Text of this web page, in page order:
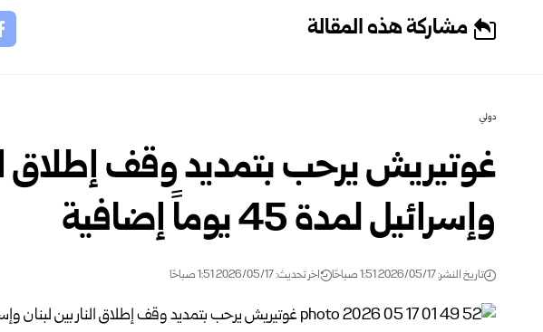
مشاركة هذه المقالة
دولي
غوتيريش يرحب بتمديد وقف إطلاق
وإسرائيل لمدة 45 يوماً إضافية‏
تاريخ النشر: 2026/05/17 1:51 صباحًا اخر تحديث: 2026/05/17 1:51 صباحًا